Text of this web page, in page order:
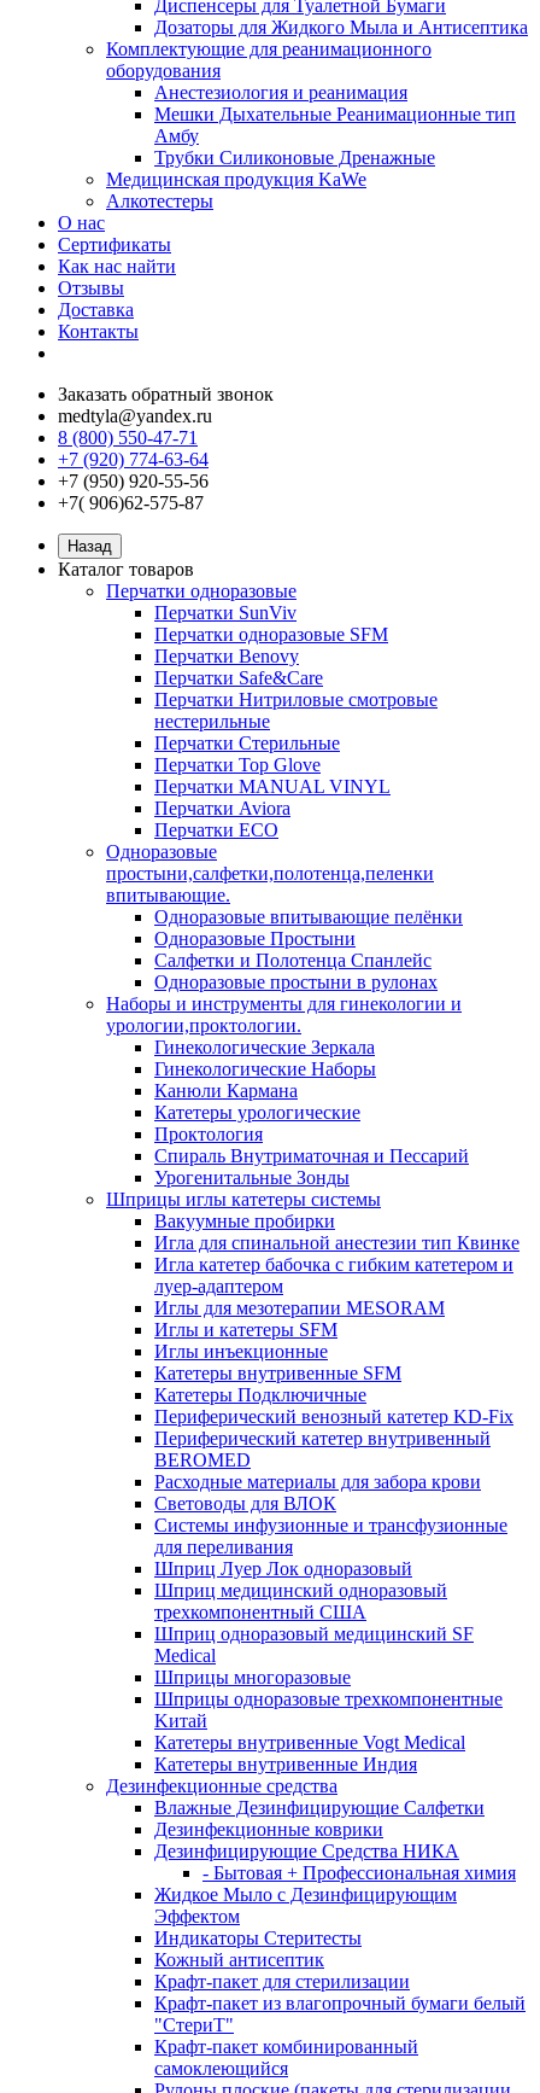
Диспенсеры для Туалетной Бумаги
Дозаторы для Жидкого Мыла и Антисептика
Комплектующие для реанимационного
оборудования
Анестезиология и реанимация
Мешки Дыхательные Реанимационные тип
Амбу
Трубки Силиконовые Дренажные
Медицинская продукция KaWe
Алкотестеры
О нас
Сертификаты
Как нас найти
Отзывы
Доставка
Контакты
Заказать обратный звонок
medtyla@yandex.ru
8 (800) 550-47-71
+7 (920) 774-63-64
+7 (950) 920-55-56
+7( 906)62-575-87
Назад
Каталог товаров
Перчатки одноразовые
Перчатки SunViv
Перчатки одноразовые SFM
Перчатки Benovy
Перчатки Safe&Care
Перчатки Нитриловые смотровые
нестерильные
Перчатки Стерильные
Перчатки Top Glove
Перчатки MANUAL VINYL
Перчатки Aviora
Перчатки ECO
Одноразовые
простыни,салфетки,полотенца,пеленки
впитывающие.
Одноразовые впитывающие пелёнки
Одноразовые Простыни
Салфетки и Полотенца Спанлейс
Одноразовые простыни в рулонах
Наборы и инструменты для гинекологии и
урологии,проктологии.
Гинекологические Зеркала
Гинекологические Наборы
Канюли Кармана
Катетеры урологические
Проктология
Спираль Внутриматочная и Пессарий
Урогенитальные Зонды
Шприцы иглы катетеры системы
Вакуумные пробирки
Игла для спинальной анестезии тип Квинке
Игла катетер бабочка с гибким катетером и
луер-адаптером
Иглы для мезотерапии MESORAM
Иглы и катетеры SFM
Иглы инъекционные
Катетеры внутривенные SFM
Катетеры Подключичные
Периферический венозный катетер KD-Fix
Периферический катетер внутривенный
BEROMED
Расходные материалы для забора крови
Световоды для ВЛОК
Системы инфузионные и трансфузионные
для переливания
Шприц Луер Лок одноразовый
Шприц медицинский одноразовый
трехкомпонентный США
Шприц одноразовый медицинский SF
Medical
Шприцы многоразовые
Шприцы одноразовые трехкомпонентные
Kитай
Катетеры внутривенные Vogt Medical
Катетеры внутривенные Индия
Дезинфекционные средства
Влажные Дезинфицирующие Салфетки
Дезинфекционные коврики
Дезинфицирующие Средства НИКА
- Бытовая + Профессиональная химия
Жидкое Мыло с Дезинфицирующим
Эффектом
Индикаторы Стеритесты
Кожный антисептик
Крафт-пакет для стерилизации
Крафт-пакет из влагопрочный бумаги белый
"СтериТ"
Крафт-пакет комбинированный
самоклеющийся